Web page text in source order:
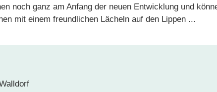
noch ganz am Anfang der neuen Entwicklung und
mit einem freundlichen Lächeln auf den Lippen ...